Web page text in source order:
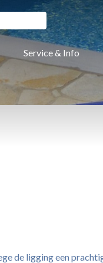
Service & Info
de ligging een